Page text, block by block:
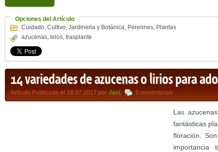
Opciones del Artículo
Cuidado, Cultivo, Jardineria y Botánica, Perennes, Plantas
azucenas, lirios, trasplante
14 variedades de azucenas o lirios para
Artículo Publicado el 18.07.2017 por Javi, 5 comentarios
Las
fantásticas
floración.
importancia